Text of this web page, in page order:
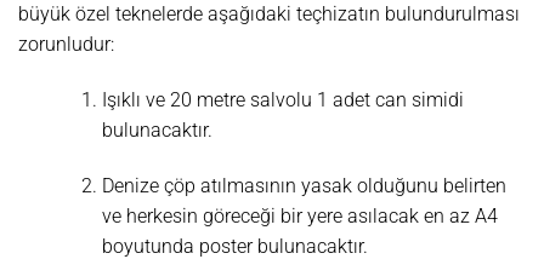
büyük özel teknelerde aşağıdaki teçhizatın bulundurulması
zorunludur:
Işıklı ve 20 metre salvolu 1 adet can simidi
bulunacaktır.
Denize çöp atılmasının yasak olduğunu belirten
ve herkesin göreceği bir yere asılacak en az A4
boyutunda poster bulunacaktır.